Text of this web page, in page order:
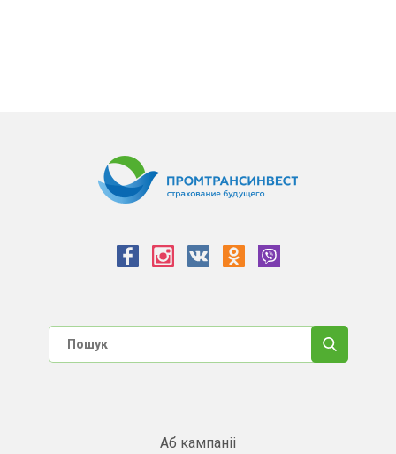
Аб кампаніі